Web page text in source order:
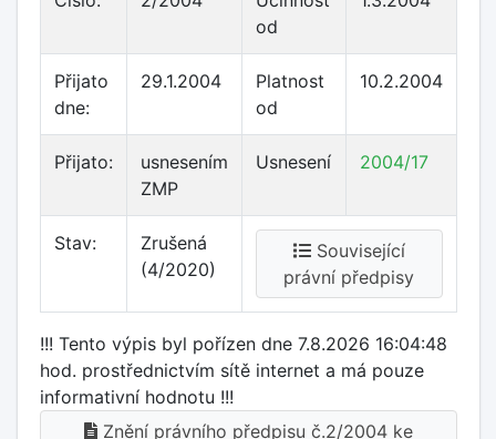
od
Přijato
dne:
29.1.2004
Platnost
od
10.2.2004
Přijato:
usnesením
ZMP
Usnesení 2004/17
Stav:
Zrušená
(4/2020)
Související
právní předpisy
!!! Tento výpis byl pořízen dne 7.8.2026 16:04:48
hod. prostřednictvím sítě internet a má pouze
informativní hodnotu !!!
Znění právního předpisu č.2/2004 ke